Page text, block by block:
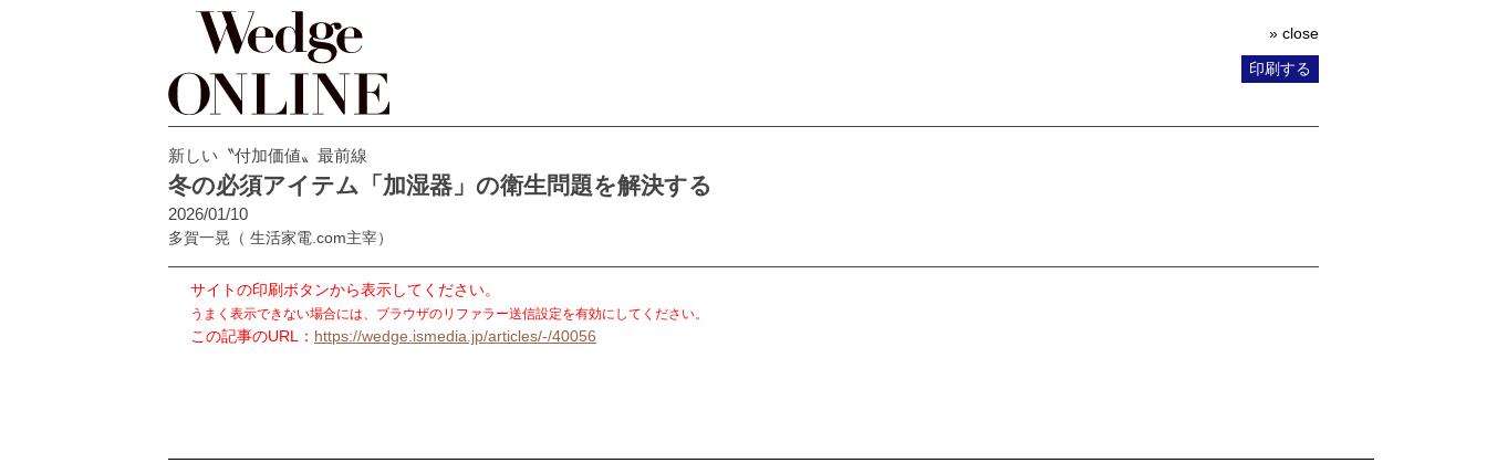
» close
印刷する
新しい〝付加価値〟最前線
冬の必須アイテム「加湿器」の衛生問題を解決する
2026/01/10
多賀一晃 （ 生活家電.com主宰）
サイトの印刷ボタンから表示してください。
うまく表示できない場合には、ブラウザのリファラー送信設定を有効にしてください。
この記事のURL： https://wedge.ismedia.jp/articles/-/40056